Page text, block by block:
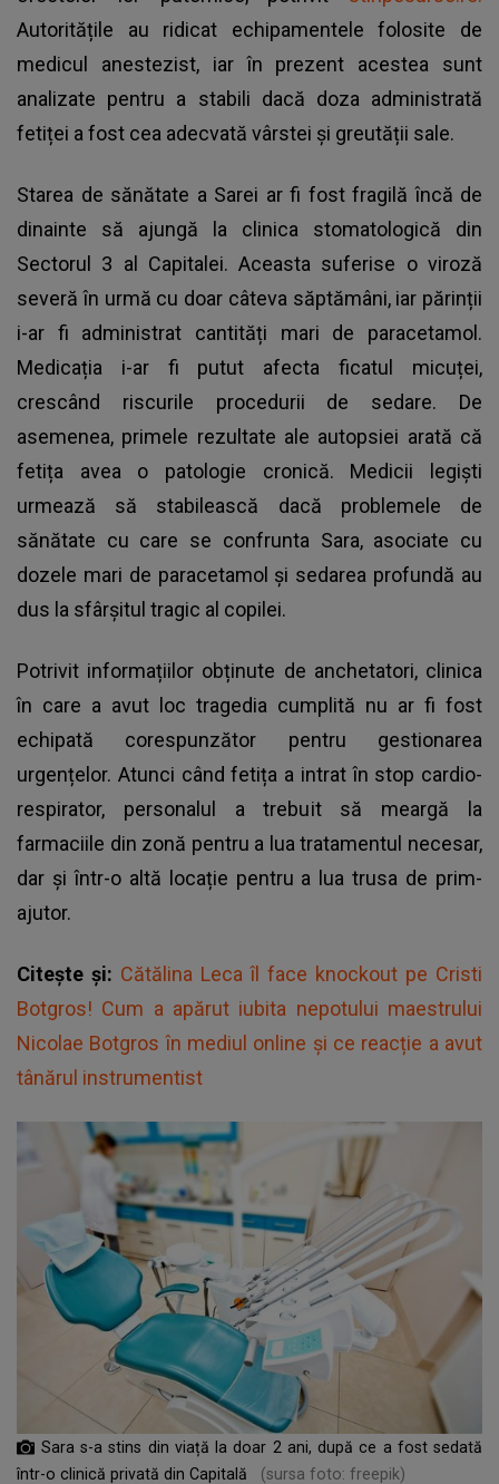
Autoritățile au ridicat echipamentele folosite de
medicul anestezist, iar în prezent acestea sunt
analizate pentru a stabili dacă doza administrată
fetiței a fost cea adecvată vârstei și greutății sale.
Starea de sănătate a Sarei ar fi fost fragilă încă de
dinainte să ajungă la clinica stomatologică din
Sectorul 3 al Capitalei. Aceasta suferise o viroză
severă în urmă cu doar câteva săptămâni, iar părinții
i-ar fi administrat cantități mari de paracetamol.
Medicația i-ar fi putut afecta ficatul micuței,
crescând riscurile procedurii de sedare. De
asemenea, primele rezultate ale autopsiei arată că
fetița avea o patologie cronică. Medicii legiști
urmează să stabilească dacă problemele de
sănătate cu care se confrunta Sara, asociate cu
dozele mari de paracetamol și sedarea profundă au
dus la sfârșitul tragic al copilei.
Potrivit informațiilor obținute de anchetatori, clinica
în care a avut loc tragedia cumplită nu ar fi fost
echipată corespunzător pentru gestionarea
urgențelor. Atunci când fetița a intrat în stop cardio-
respirator, personalul a trebuit să meargă la
farmaciile din zonă pentru a lua tratamentul necesar,
dar și într-o altă locație pentru a lua trusa de prim-
ajutor.
Citește și: Cătălina Leca îl face knockout pe Cristi
Botgros! Cum a apărut iubita nepotului maestrului
Nicolae Botgros în mediul online și ce reacție a avut
tânărul instrumentist
Sara s-a stins din viață la doar 2 ani, după ce a fost sedată
într-o clinică privată din Capitală
(sursa foto: freepik)